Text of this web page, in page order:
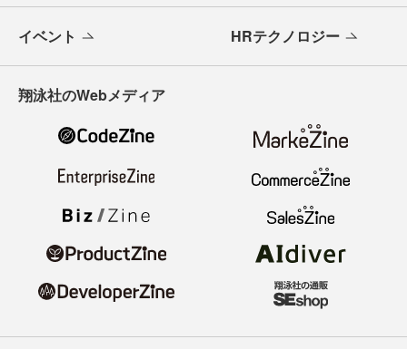
イベント HRテクノロジー
翔泳社のWebメディア